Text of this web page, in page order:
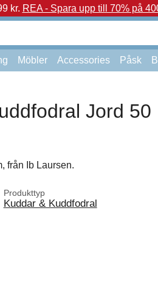
kr. REA - Spara upp till 70% på
Möbler Accessories Påsk
Jord 50
från Ib Laursen.
Produkttyp
Kuddar & Kuddfodral